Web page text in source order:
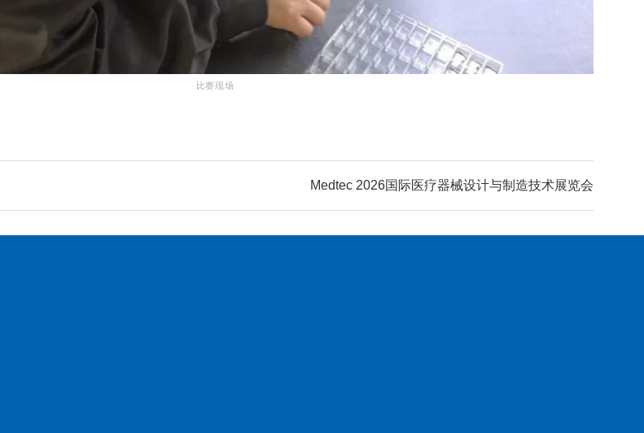
比赛现场
Medtec 2026国际医疗器械设计与制造技术展览会